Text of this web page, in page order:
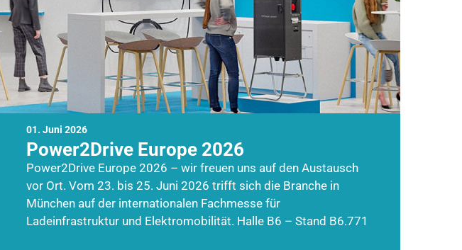
01. Juni 2026
Power2Drive Europe 2026
Power2Drive Europe 2026 – wir freuen uns auf den Austausch
vor Ort. Vom 23. bis 25. Juni 2026 trifft sich die Branche in
München auf der internationalen Fachmesse für
Ladeinfrastruktur und Elektromobilität. Halle B6 – Stand B6.771